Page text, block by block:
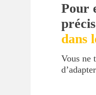
Pour
dans
Vous ne